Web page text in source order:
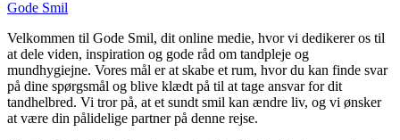
Gode Smil
Velkommen til Gode Smil, dit online medie, hvor vi dedikerer os til
at dele viden, inspiration og gode råd om tandpleje og
mundhygiejne. Vores mål er at skabe et rum, hvor du kan finde svar
på dine spørgsmål og blive klædt på til at tage ansvar for dit
tandhelbred. Vi tror på, at et sundt smil kan ændre liv, og vi ønsker
at være din pålidelige partner på denne rejse.